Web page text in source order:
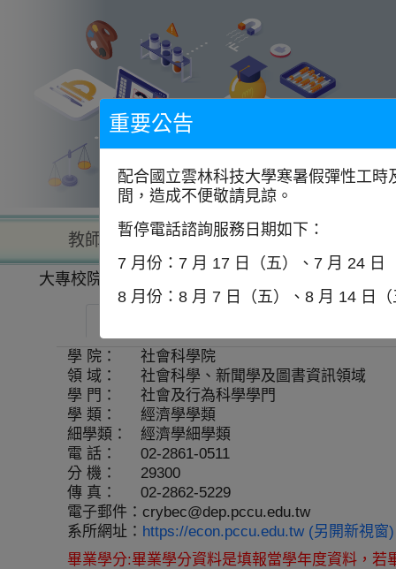
教師查詢 學校查詢
大專校院一覽表
學 院：
社會科學院
領 域：
社會科學、新聞學及圖書資訊領域
學 門：
社會及行為科學學門
學 類：
經濟學學類
細學類：
經濟學細學類
電 話：
02-2861-0511
分 機：
29300
傳 真：
02-2862-5229
電子郵件： crybec@dep.pccu.edu.tw
系所網址： https://econ.pccu.edu.tw (另開新視窗)
畢業學分:畢業學分資料是填報當學年度資料，
重要公告
配合國立雲林科技大學寒暑假彈性工
間，造成不便敬請見諒。
暫停電話諮詢服務日期如下：
7 月份：7 月 17 日（五）、7 月 24 日
8 月份：8 月 7 日（五）、8 月 14 日（